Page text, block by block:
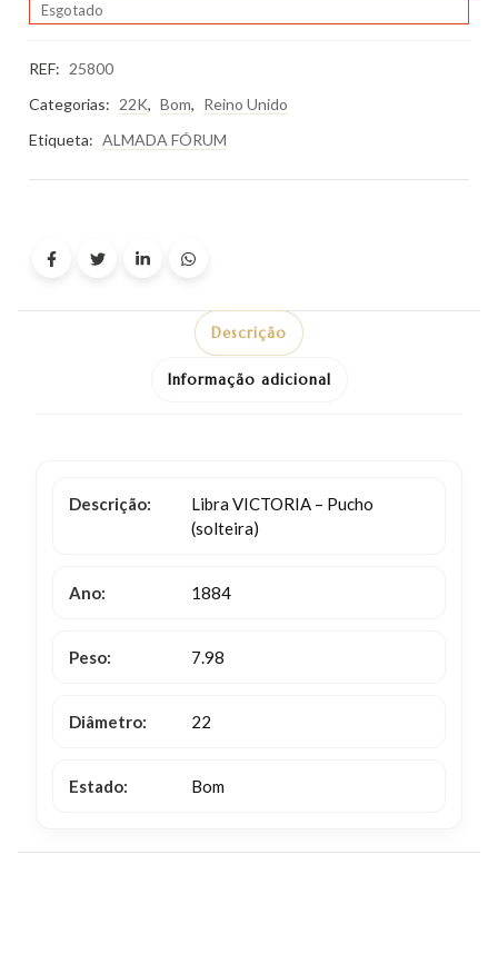
Esgotado
REF: 25800
Categorias: 22K, Bom, Reino Unido
Etiqueta: ALMADA FÓRUM
Descrição
Informação adicional
Descrição:
Libra VICTORIA – Pucho
(solteira)
Ano: 1884
Peso: 7.98
Diâmetro: 22
Estado: Bom